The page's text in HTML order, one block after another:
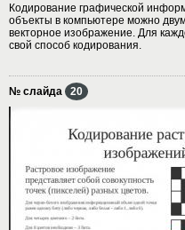
Кодирование графической
объекты в компьютере можно
векторное изображение. Для
свой способ кодирования.
№ слайда 20